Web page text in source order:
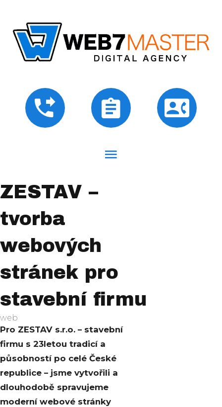
ZESTAV –
tvorba
webových
stránek pro
stavební firmu
web
Pro ZESTAV s.r.o. – stavební
firmu s 23letou tradicí a
působností po celé České
republice – jsme vytvořili a
dlouhodobě spravujeme
moderní webové stránky